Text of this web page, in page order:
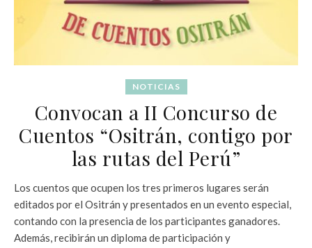
NOTICIAS
Convocan a II Concurso de
Cuentos “Ositrán, contigo por
las rutas del Perú”
Los cuentos que ocupen los tres primeros lugares serán
editados por el Ositrán y presentados en un evento especial,
contando con la presencia de los participantes ganadores.
Además, recibirán un diploma de participación y